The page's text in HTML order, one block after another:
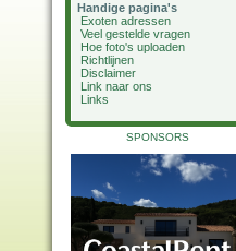
Handige pagina's
Exoten adressen
Veel gestelde vragen
Hoe foto's uploaden
Richtlijnen
Disclaimer
Link naar ons
Links
SPONSORS